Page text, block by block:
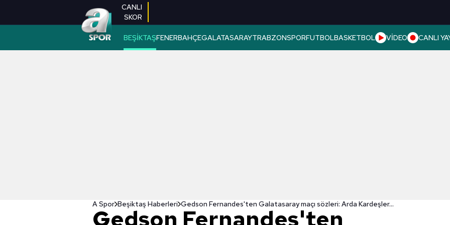
CANLI
SKOR
BEŞİKTAŞFENERBAHÇEGALATASARAYTRABZONSPORFUTBOLBASKETBOL VİDEO CANLI
A Spor Beşiktaş Haberleri Gedson Fernandes'ten Galatasaray maçı sözleri: Arda Kardeşler...
Gedson Fernandes'ten